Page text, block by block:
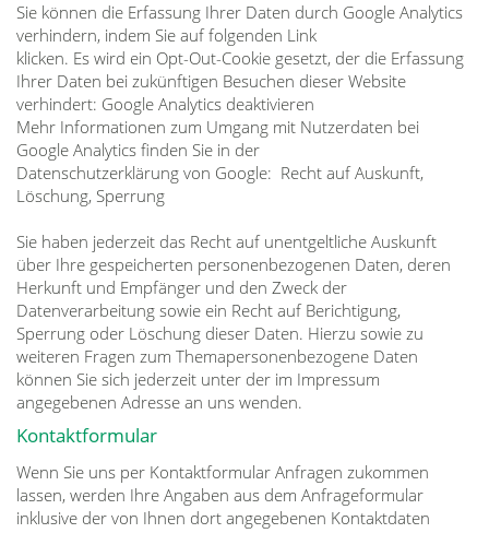
Sie können die Erfassung Ihrer Daten durch Google Analytics
verhindern, indem Sie auf folgenden Link
klicken. Es wird ein Opt-Out-Cookie gesetzt, der die Erfassung
Ihrer Daten bei zukünftigen Besuchen dieser Website
verhindert: Google Analytics deaktivieren
Mehr Informationen zum Umgang mit Nutzerdaten bei
Google Analytics finden Sie in der
Datenschutzerklärung von Google: Recht auf Auskunft,
Löschung, Sperrung
Sie haben jederzeit das Recht auf unentgeltliche Auskunft
über Ihre gespeicherten personenbezogenen Daten, deren
Herkunft und Empfänger und den Zweck der
Datenverarbeitung sowie ein Recht auf Berichtigung,
Sperrung oder Löschung dieser Daten. Hierzu sowie zu
weiteren Fragen zum Themapersonenbezogene Daten
können Sie sich jederzeit unter der im Impressum
angegebenen Adresse an uns wenden.
Kontaktformular
Wenn Sie uns per Kontaktformular Anfragen zukommen
lassen, werden Ihre Angaben aus dem Anfrageformular
inklusive der von Ihnen dort angegebenen Kontaktdaten